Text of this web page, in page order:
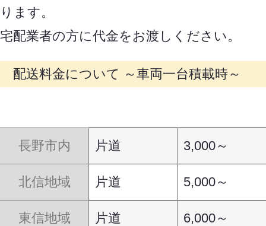
ります。
宅配業者の方に代金をお渡しください。
配送料金について ～車両一台積載時～
長野市内 片道 3,000～
北信地域 片道 5,000～
東信地域 片道 6,000～